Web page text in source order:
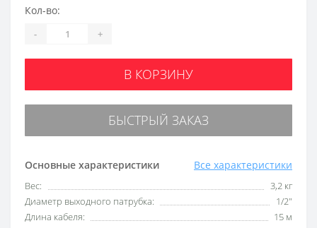
Основные характеристики Все характеристики
Вес:
3,2 кг
Диаметр выходного патрубка:
1/2"
Длина кабеля:
15 м
Кол-во:
- +
В КОРЗИНУ
БЫСТРЫЙ ЗАКАЗ